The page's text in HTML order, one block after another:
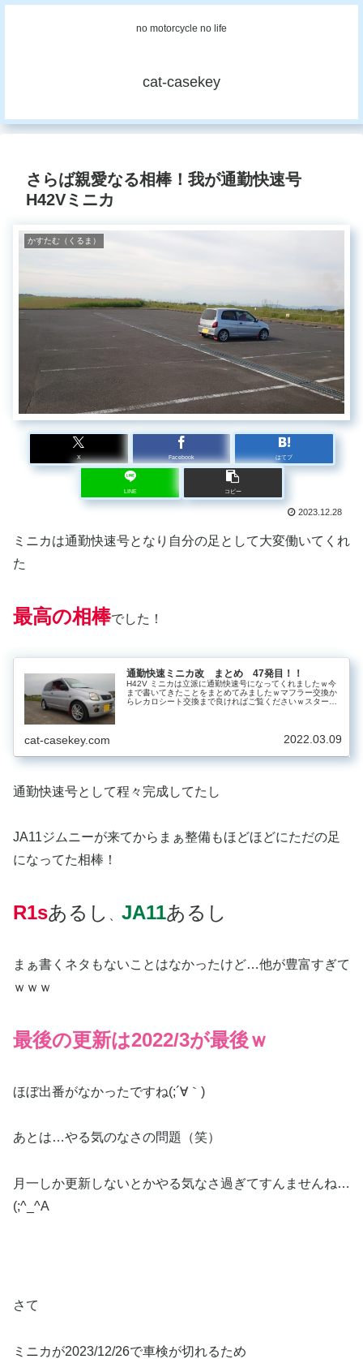
no motorcycle no life
cat-casekey
さらば親愛なる相棒！我が通勤快速号
H42Vミニカ
かすたむ（くるま）
X Facebook はてブ
LINE コピー
2023.12.28
ミニカは通勤快速号となり自分の足として大変働いてくれ
た
最高の相棒でした！
通勤快速ミニカ改 まとめ 47発目！！
H42V ミニカは立派に通勤快速号になってくれましたｗ今
まで書いてきたことをまとめてみましたｗマフラー交換か
らレカロシート交換まで良ければご覧くださいｗスタート
cat-casekey.com 2022.03.09
通勤快速号として程々完成してたし
JA11ジムニーが来てからまぁ整備もほどほどにただの足
になってた相棒！
R1sあるし JA11あるし
まぁ書くネタもないことはなかったけど…他が豊富すぎて
ｗｗｗ
最後の更新は2022/3が最後ｗ
ほぼ出番がなかったですね(;´∀｀)
あとは…やる気のなさの問題（笑）
月一しか更新しないとかやる気なさ過ぎてすんませんね…
(;^_^A
さて
ミニカが2023/12/26で車検が切れるため